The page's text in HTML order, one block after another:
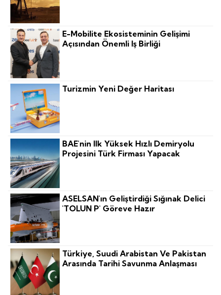
E-Mobilite Ekosisteminin Gelişimi
Açısından Önemli Iş Birliği
Turizmin Yeni Değer Haritası
BAE'nin Ilk Yüksek Hızlı Demiryolu
Projesini Türk Firması Yapacak
ASELSAN'ın Geliştirdiği Sığınak Delici
'TOLUN P' Göreve Hazır
Türkiye, Suudi Arabistan Ve Pakistan
Arasında Tarihi Savunma Anlaşması